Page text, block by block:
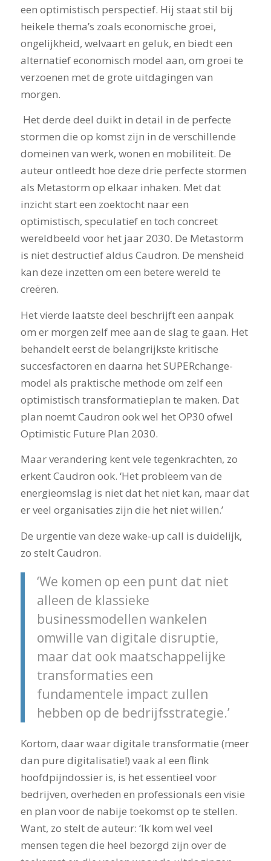
een optimistisch perspectief. Hij staat stil bij
heikele thema’s zoals economische groei,
ongelijkheid, welvaart en geluk, en biedt een
alternatief economisch model aan, om groei te
verzoenen met de grote uitdagingen van
morgen.
Het derde deel duikt in detail in de perfecte
stormen die op komst zijn in de verschillende
domeinen van werk, wonen en mobiliteit. De
auteur ontleedt hoe deze drie perfecte stormen
als Metastorm op elkaar inhaken. Met dat
inzicht start een zoektocht naar een
optimistisch, speculatief en toch concreet
wereldbeeld voor het jaar 2030. De Metastorm
is niet destructief aldus Caudron. De mensheid
kan deze inzetten om een betere wereld te
creëren.
Het vierde laatste deel beschrijft een aanpak
om er morgen zelf mee aan de slag te gaan. Het
behandelt eerst de belangrijkste kritische
succesfactoren en daarna het SUPERchange-
model als praktische methode om zelf een
optimistisch transformatieplan te maken. Dat
plan noemt Caudron ook wel het OP30 ofwel
Optimistic Future Plan 2030.
Maar verandering kent vele tegenkrachten, zo
erkent Caudron ook. ‘Het probleem van de
energieomslag is niet dat het niet kan, maar dat
er veel organisaties zijn die het niet willen.’
De urgentie van deze wake-up call is duidelijk,
zo stelt Caudron.
‘We komen op een punt dat niet
alleen de klassieke
businessmodellen wankelen
omwille van digitale disruptie,
maar dat ook maatschappelijke
transformaties een
fundamentele impact zullen
hebben op de bedrijfsstrategie.’
Kortom, daar waar digitale transformatie (meer
dan pure digitalisatie!) vaak al een flink
hoofdpijndossier is, is het essentieel voor
bedrijven, overheden en professionals een visie
en plan voor de nabije toekomst op te stellen.
Want, zo stelt de auteur: ‘Ik kom wel veel
mensen tegen die heel bezorgd zijn over de